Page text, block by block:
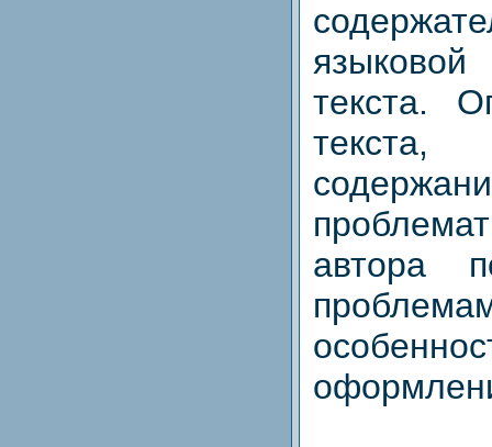
языковой
текста.
текста,
автора